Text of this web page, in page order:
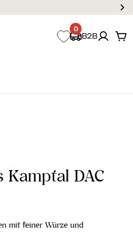
0
B2B
DAC
mit feiner Würze und